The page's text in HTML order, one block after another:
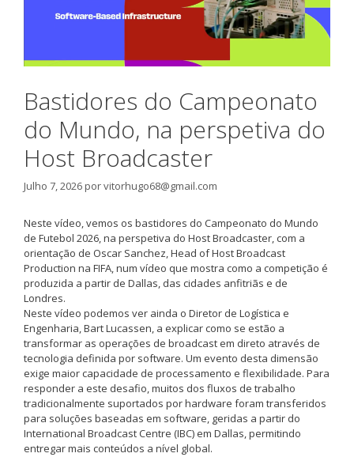
Bastidores do Campeonato
do Mundo, na perspetiva do
Host Broadcaster
Julho 7, 2026porvitorhugo68@gmail.com
Neste vídeo, vemos os bastidores do Campeonato do Mundo
de Futebol 2026, na perspetiva do Host Broadcaster, com a
orientação de Oscar Sanchez, Head of Host Broadcast
Production na FIFA, num vídeo que mostra como a competição é
produzida a partir de Dallas, das cidades anfitriãs e de
Londres.
Neste vídeo podemos ver ainda o Diretor de Logística e
Engenharia, Bart Lucassen, a explicar como se estão a
transformar as operações de broadcast em direto através de
tecnologia definida por software. Um evento desta dimensão
exige maior capacidade de processamento e flexibilidade. Para
responder a este desafio, muitos dos fluxos de trabalho
tradicionalmente suportados por hardware foram transferidos
para soluções baseadas em software, geridas a partir do
International Broadcast Centre (IBC) em Dallas, permitindo
entregar mais conteúdos a nível global.